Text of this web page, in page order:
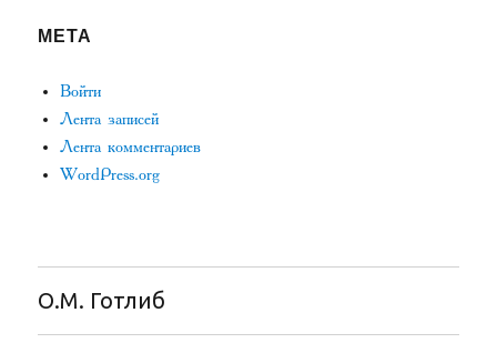
МЕТА
Войти
Лента записей
Лента комментариев
WordPress.org
О.М. Готлиб